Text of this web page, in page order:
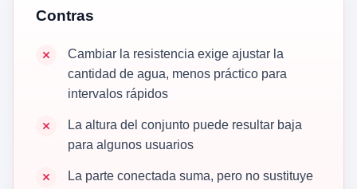
Contras
Cambiar la resistencia exige ajustar la
cantidad de agua, menos práctico para
intervalos rápidos
La altura del conjunto puede resultar baja
para algunos usuarios
La parte conectada suma, pero no sustituye